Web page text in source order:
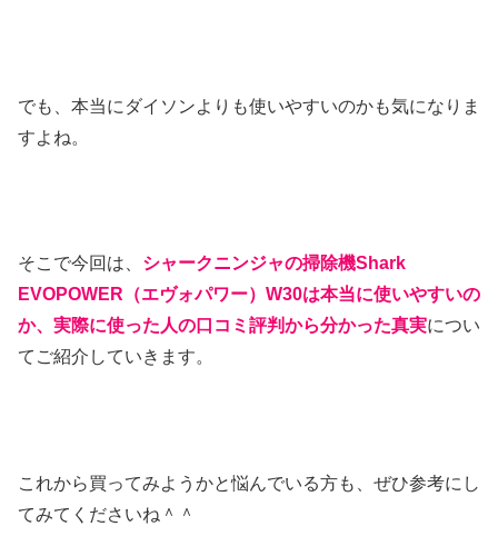
でも、本当にダイソンよりも使いやすいのかも気になりま
すよね。
そこで今回は、 シャークニンジャの掃除機Shark
EVOPOWER（エヴォパワー）W30は本当に使いやすいの
か、実際に使った人の口コミ評判から分かった真実につい
てご紹介していきます。
これから買ってみようかと悩んでいる方も、ぜひ参考にし
てみてくださいね＾＾